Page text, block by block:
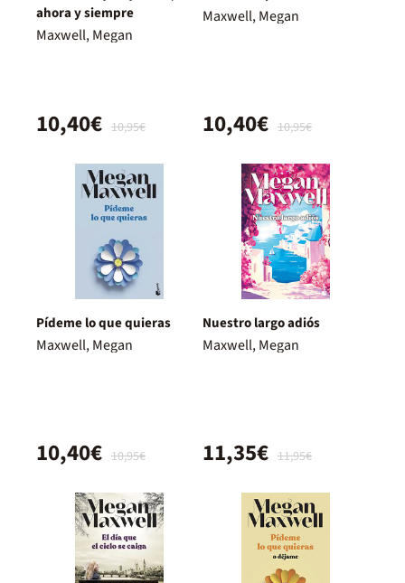
ahora y siempre
Maxwell, Megan
10,95€
10,40€
Maxwell, Megan
10,95€
10,40€
Pídeme lo que quieras
Maxwell, Megan
10,95€
10,40€
Nuestro largo adiós
Maxwell, Megan
11,95€
11,35€